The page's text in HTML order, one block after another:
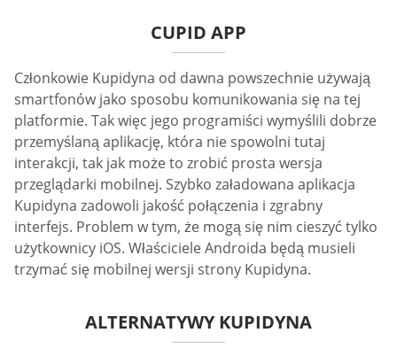
CUPID APP
Członkowie Kupidyna od dawna powszechnie używają
smartfonów jako sposobu komunikowania się na tej
platformie. Tak więc jego programiści wymyślili dobrze
przemyślaną aplikację, która nie spowolni tutaj
interakcji, tak jak może to zrobić prosta wersja
przeglądarki mobilnej. Szybko załadowana aplikacja
Kupidyna zadowoli jakość połączenia i zgrabny
interfejs. Problem w tym, że mogą się nim cieszyć tylko
użytkownicy iOS. Właściciele Androida będą musieli
trzymać się mobilnej wersji strony Kupidyna.
ALTERNATYWY KUPIDYNA